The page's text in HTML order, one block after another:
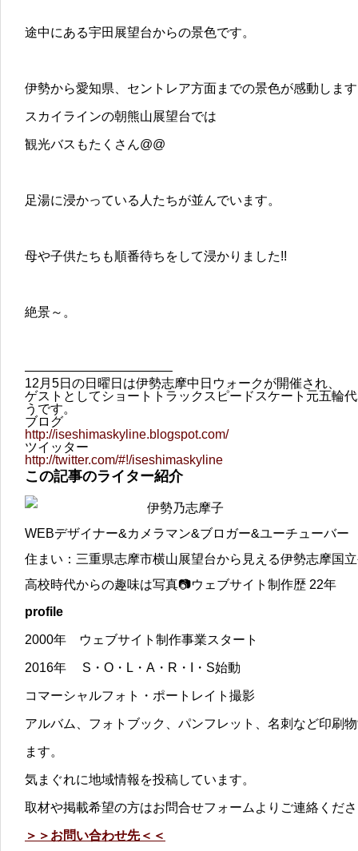
途中にある宇田展望台からの景色です。
伊勢から愛知県、セントレア方面までの景色が感動しま
スカイラインの朝熊山展望台では
観光バスもたくさん@@
足湯に浸かっている人たちが並んでいます。
母や子供たちも順番待ちをして浸かりました!!
絶景～。
———————————–
12月5日の日曜日は伊勢志摩中日ウォークが開催され、
ゲストとしてショートトラックスピードスケート元五輪
うです。
ブログ
http://iseshimaskyline.blogspot.com/
ツイッター
http://twitter.com/#!/iseshimaskyline
この記事のライター紹介
伊勢乃志摩子
WEBデザイナー&カメラマン&ブロガー&ユーチューバー
住まい：三重県志摩市横山展望台から見える伊勢志摩国
高校時代からの趣味は写真📷ウェブサイト制作歴 22年
profile
2000年 ウェブサイト制作事業スタート
2016年 S・O・L・A・R・I・S始動
コマーシャルフォト・ポートレイト撮影
アルバム、フォトブック、パンフレット、名刺など印刷
ます。
気まぐれに地域情報を投稿しています。
取材や掲載希望の方はお問合せフォームよりご連絡くだ
＞＞お問い合わせ先＜＜